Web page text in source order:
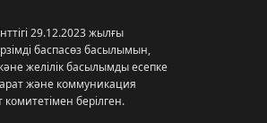
29.12.2023 жылғы
баспасөз басылымын,
желілік басылымды есепке
және коммуникация
комитетімен берілген.